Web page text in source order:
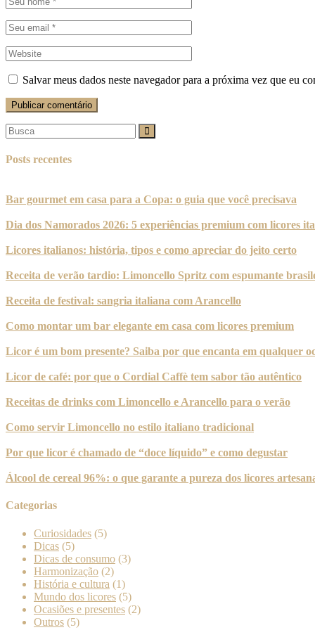
Salvar meus dados neste navegador para a próxima vez que eu
Publicar comentário
Busca
por:
Posts recentes
Bar gourmet em casa para a Copa: o guia que você precisava
Dia dos Namorados 2026: 5 experiências premium com licores
Licores italianos: história, tipos e como apreciar do jeito certo
Receita de verão tardio: Limoncello Spritz com espumante
Receita de festival: sangria italiana com Arancello
Como montar um bar elegante em casa com licores premium
Licor é um bom presente? Saiba por que encanta em qualquer
Licor de café: por que o Cordial Caffè tem sabor tão autêntico
Receitas de drinks com Limoncello e Arancello para o verão
Como servir Limoncello no estilo italiano tradicional
Por que licor é chamado de “doce líquido” e como degustar
Álcool de cereal 96%: o que garante a pureza dos licores
Categorias
Curiosidades (5)
Dicas (5)
Dicas de consumo (3)
Harmonização (2)
História e cultura (1)
Mundo dos licores (5)
Ocasiões e presentes (2)
Outros (5)